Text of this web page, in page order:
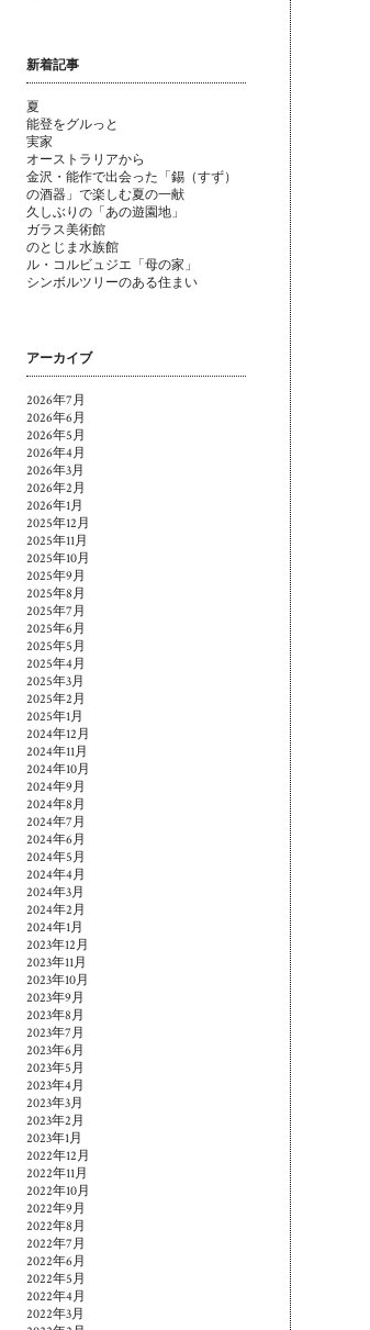
新着記事
夏
能登をグルっと
実家
オーストラリアから
金沢・能作で出会った「錫（すず）
の酒器」で楽しむ夏の一献
久しぶりの「あの遊園地」
ガラス美術館
のとじま水族館
ル・コルビュジエ「母の家」
シンボルツリーのある住まい
アーカイブ
2026年7月
2026年6月
2026年5月
2026年4月
2026年3月
2026年2月
2026年1月
2025年12月
2025年11月
2025年10月
2025年9月
2025年8月
2025年7月
2025年6月
2025年5月
2025年4月
2025年3月
2025年2月
2025年1月
2024年12月
2024年11月
2024年10月
2024年9月
2024年8月
2024年7月
2024年6月
2024年5月
2024年4月
2024年3月
2024年2月
2024年1月
2023年12月
2023年11月
2023年10月
2023年9月
2023年8月
2023年7月
2023年6月
2023年5月
2023年4月
2023年3月
2023年2月
2023年1月
2022年12月
2022年11月
2022年10月
2022年9月
2022年8月
2022年7月
2022年6月
2022年5月
2022年4月
2022年3月